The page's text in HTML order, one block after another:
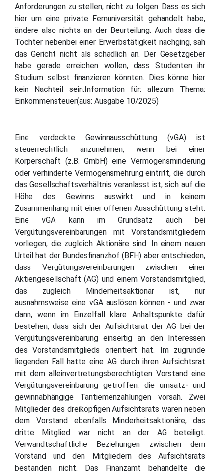
Anforderungen zu stellen, nicht zu folgen. Dass es sich
hier um eine private Fernuniversität gehandelt habe,
ändere also nichts an der Beurteilung. Auch dass die
Tochter nebenbei einer Erwerbstätigkeit nachging, sah
das Gericht nicht als schädlich an. Der Gesetzgeber
habe gerade erreichen wollen, dass Studenten ihr
Studium selbst finanzieren könnten. Dies könne hier
kein Nachteil sein.Information für: allezum Thema:
Einkommensteuer(aus: Ausgabe 10/2025)
Eine verdeckte Gewinnausschüttung (vGA) ist
steuerrechtlich anzunehmen, wenn bei einer
Körperschaft (z.B. GmbH) eine Vermögensminderung
oder verhinderte Vermögensmehrung eintritt, die durch
das Gesellschaftsverhältnis veranlasst ist, sich auf die
Höhe des Gewinns auswirkt und in keinem
Zusammenhang mit einer offenen Ausschüttung steht.
Eine vGA kann im Grundsatz auch bei
Vergütungsvereinbarungen mit Vorstandsmitgliedern
vorliegen, die zugleich Aktionäre sind. In einem neuen
Urteil hat der Bundesfinanzhof (BFH) aber entschieden,
dass Vergütungsvereinbarungen zwischen einer
Aktiengesellschaft (AG) und einem Vorstandsmitglied,
das zugleich Minderheitsaktionär ist, nur
ausnahmsweise eine vGA auslösen können - und zwar
dann, wenn im Einzelfall klare Anhaltspunkte dafür
bestehen, dass sich der Aufsichtsrat der AG bei der
Vergütungsvereinbarung einseitig an den Interessen
des Vorstandsmitglieds orientiert hat. Im zugrunde
liegenden Fall hatte eine AG durch ihren Aufsichtsrat
mit dem alleinvertretungsberechtigten Vorstand eine
Vergütungsvereinbarung getroffen, die umsatz- und
gewinnabhängige Tantiemenzahlungen vorsah. Zwei
Mitglieder des dreiköpfigen Aufsichtsrats waren neben
dem Vorstand ebenfalls Minderheitsaktionäre, das
dritte Mitglied war nicht an der AG beteiligt.
Verwandtschaftliche Beziehungen zwischen dem
Vorstand und den Mitgliedern des Aufsichtsrats
bestanden nicht. Das Finanzamt behandelte die